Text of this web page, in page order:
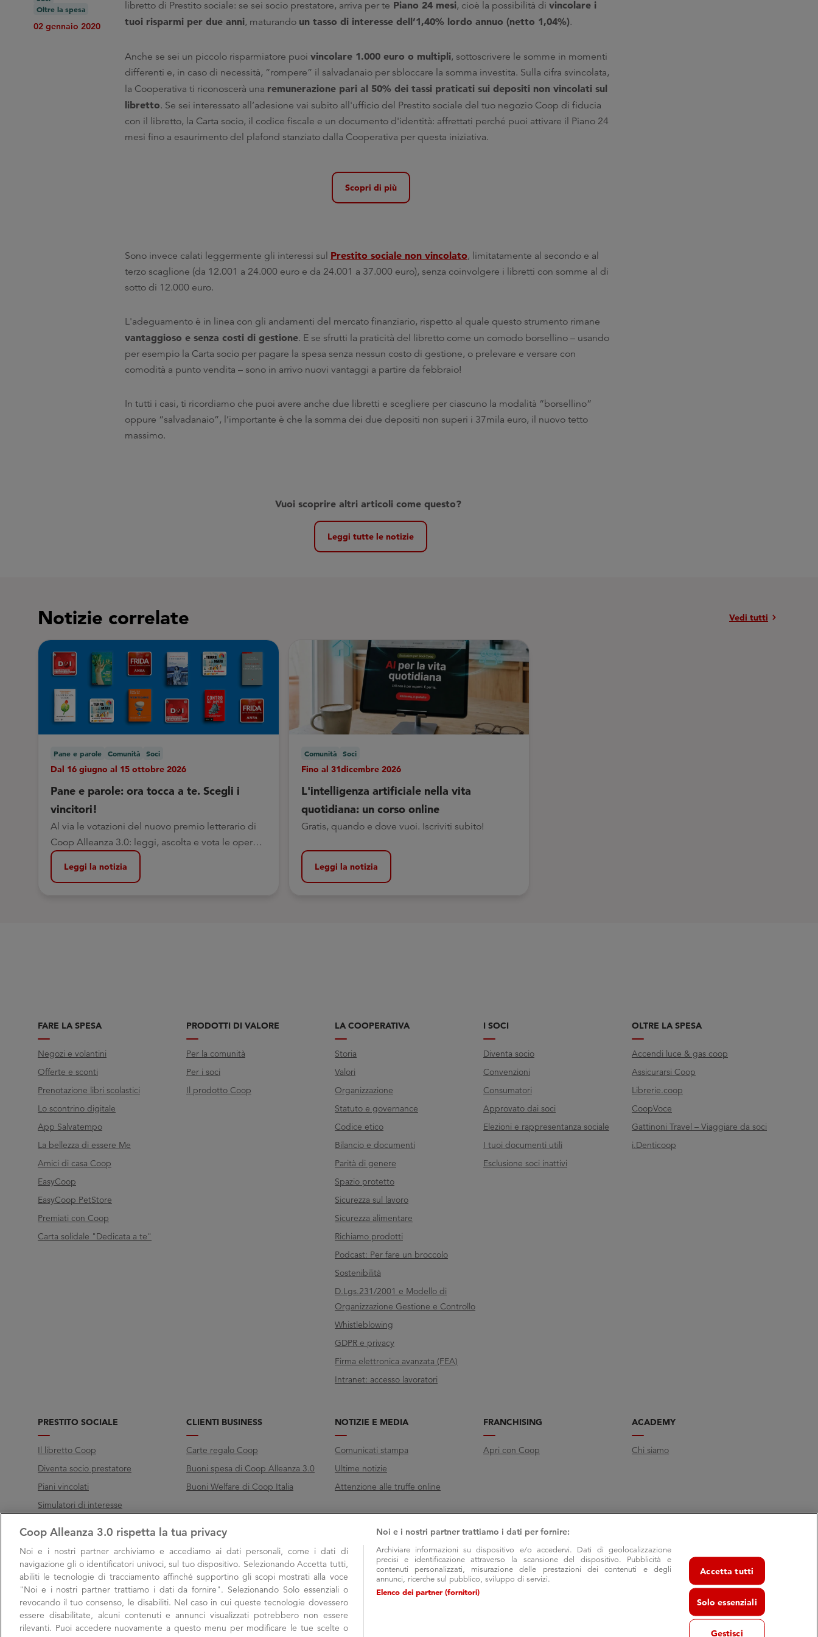
Oltre la spesa
02 gennaio 2020
libretto di Prestito sociale: se sei socio prestatore, arriva per te Piano 24 mesi, cioè la possibilità di vincolare i
tuoi risparmi per due anni, maturando un tasso di interesse dell’1,40% lordo annuo (netto 1,04%).
Anche se sei un piccolo risparmiatore puoi vincolare 1.000 euro o multipli, sottoscrivere le somme in momenti
differenti e, in caso di necessità, “rompere” il salvadanaio per sbloccare la somma investita. Sulla cifra svincolata,
la Cooperativa ti riconoscerà una remunerazione pari al 50% dei tassi praticati sui depositi non vincolati sul
libretto. Se sei interessato all’adesione vai subito all'ufficio del Prestito sociale del tuo negozio Coop di fiducia
con il libretto, la Carta socio, il codice fiscale e un documento d'identità: affrettati perché puoi attivare il Piano 24
mesi fino a esaurimento del plafond stanziato dalla Cooperativa per questa iniziativa.
Scopri di più
Sono invece calati leggermente gli interessi sul Prestito sociale non vincolato, limitatamente al secondo e al
terzo scaglione (da 12.001 a 24.000 euro e da 24.001 a 37.000 euro), senza coinvolgere i libretti con somme al di
sotto di 12.000 euro.
L'adeguamento è in linea con gli andamenti del mercato finanziario, rispetto al quale questo strumento rimane
vantaggioso e senza costi di gestione. E se sfrutti la praticità del libretto come un comodo borsellino – usando
per esempio la Carta socio per pagare la spesa senza nessun costo di gestione, o prelevare e versare con
comodità a punto vendita – sono in arrivo nuovi vantaggi a partire da febbraio!
In tutti i casi, ti ricordiamo che puoi avere anche due libretti e scegliere per ciascuno la modalità “borsellino”
oppure “salvadanaio”, l’importante è che la somma dei due depositi non superi i 37mila euro, il nuovo tetto
massimo.
Vuoi scoprire altri articoli come questo?
Leggi tutte le notizie
Notizie correlate Vedi tutti chevron_right
Pane e parole Comunità Soci
Dal 16 giugno al 15 ottobre 2026
Pane e parole: ora tocca a te. Scegli i
vincitori!
Al via le votazioni del nuovo premio letterario di
Coop Alleanza 3.0: leggi, ascolta e vota le opere
che ti hanno fatto riflettere di più
Leggi la notizia
Comunità Soci
Fino al 31dicembre 2026
L'intelligenza artificiale nella vita
quotidiana: un corso online
Gratis, quando e dove vuoi. Iscriviti subito!
Leggi la notizia
FARE LA SPESA
Negozi e volantini
Offerte e sconti
Prenotazione libri scolastici
Lo scontrino digitale
App Salvatempo
La bellezza di essere Me
Amici di casa Coop
EasyCoop
EasyCoop PetStore
Premiati con Coop
Carta solidale "Dedicata a te"
PRODOTTI DI VALORE
Per la comunità
Per i soci
Il prodotto Coop
LA COOPERATIVA
Storia
Valori
Organizzazione
Statuto e governance
Codice etico
Bilancio e documenti
Parità di genere
Spazio protetto
Sicurezza sul lavoro
Sicurezza alimentare
Richiamo prodotti
Podcast: Per fare un broccolo
Sostenibilità
D.Lgs.231/2001 e Modello di
Organizzazione Gestione e Controllo
Whistleblowing
GDPR e privacy
Firma elettronica avanzata (FEA)
Intranet: accesso lavoratori
I SOCI
Diventa socio
Convenzioni
Consumatori
Approvato dai soci
Elezioni e rappresentanza sociale
I tuoi documenti utili
Esclusione soci inattivi
OLTRE LA SPESA
Accendi luce & gas coop
Assicurarsi Coop
Librerie.coop
CoopVoce
Gattinoni Travel – Viaggiare da soci
i.Denticoop
PRESTITO SOCIALE
Il libretto Coop
Diventa socio prestatore
Piani vincolati
Simulatori di interesse
CLIENTI BUSINESS
Carte regalo Coop
Buoni spesa di Coop Alleanza 3.0
Buoni Welfare di Coop Italia
NOTIZIE E MEDIA
Comunicati stampa
Ultime notizie
Attenzione alle truffe online
FRANCHISING
Apri con Coop
ACADEMY
Chi siamo
Call800 000 003
Lunedì → Venerdì, 9:00 → 17:00
Sabato, 9:00 → 13:00
Coop Alleanza 3.0 rispetta la tua privacy
Noi e i nostri partner archiviamo e accediamo ai dati personali, come i dati di
navigazione gli o identificatori univoci, sul tuo dispositivo. Selezionando Accetta tutti,
abiliti le tecnologie di tracciamento affinché supportino gli scopi mostrati alla voce
"Noi e i nostri partner trattiamo i dati da fornire". Selezionando Solo essenziali o
revocando il tuo consenso, le disabiliti. Nel caso in cui queste tecnologie dovessero
essere disabilitate, alcuni contenuti e annunci visualizzati potrebbero non essere
rilevanti. Puoi accedere nuovamente a questo menu per modificare le tue scelte o
Noi e i nostri partner trattiamo i dati per fornire:
Archiviare informazioni su dispositivo e/o accedervi. Dati di geolocalizzazione
precisi e identificazione attraverso la scansione del dispositivo. Pubblicità e
contenuti personalizzati, misurazione delle prestazioni dei contenuti e degli
annunci, ricerche sul pubblico, sviluppo di servizi.
Elenco dei partner (fornitori)
Accetta tutti
Solo essenziali
Gestisci